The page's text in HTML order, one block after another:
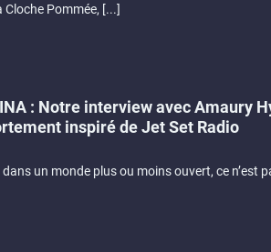
Pommée, [...]
: Notre interview avec Amaury
inspiré de Jet Set Radio
un monde plus ou moins ouvert, ce n’est